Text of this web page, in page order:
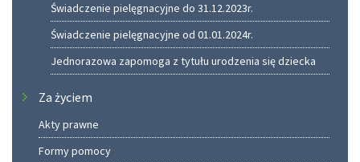
Świadczenie pielęgnacyjne do 31.12.2023r.
Świadczenie pielęgnacyjne od 01.01.2024r.
Jednorazowa zapomoga z tytułu urodzenia się dziecka
Za życiem
Akty prawne
Formy pomocy